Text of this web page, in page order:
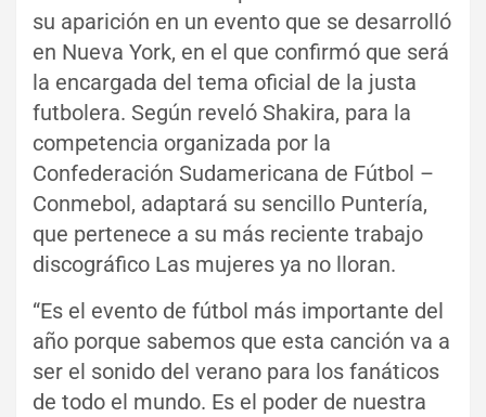
su aparición en un evento que se desarrolló
en Nueva York, en el que confirmó que será
la encargada del tema oficial de la justa
futbolera. Según reveló Shakira, para la
competencia organizada por la
Confederación Sudamericana de Fútbol –
Conmebol, adaptará su sencillo Puntería,
que pertenece a su más reciente trabajo
discográfico Las mujeres ya no lloran.
“Es el evento de fútbol más importante del
año porque sabemos que esta canción va a
ser el sonido del verano para los fanáticos
de todo el mundo. Es el poder de nuestra